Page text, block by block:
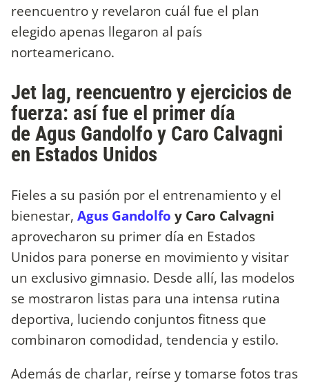
reencuentro y revelaron cuál fue el plan
elegido apenas llegaron al país
norteamericano.
Jet lag, reencuentro y ejercicios de
fuerza: así fue el primer día
de Agus Gandolfo y Caro Calvagni
en Estados Unidos
Fieles a su pasión por el entrenamiento y el
bienestar, Agus Gandolfo y Caro Calvagni
aprovecharon su primer día en Estados
Unidos para ponerse en movimiento y visitar
un exclusivo gimnasio. Desde allí, las modelos
se mostraron listas para una intensa rutina
deportiva, luciendo conjuntos fitness que
combinaron comodidad, tendencia y estilo.
Además de charlar, reírse y tomarse fotos tras